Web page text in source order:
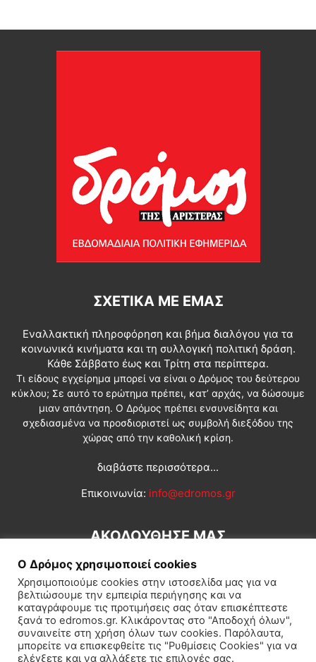
ΣΧΕΤΙΚΆ ΜΕ ΕΜΆΣ
Εναλλακτική πληροφόρηση και βήμα διαλόγου για τα
κοινωνικά κινήματα και τη συλλογική πολιτική δράση.
Κάθε Σάββατο έως και Τρίτη στα περίπτερα.
Τι είδους εγχείρημα μπορεί να είναι ο Δρόμος του δεύτερου
κύκλου; Σε αυτό το ερώτημα πρέπει, κατ’ αρχάς, να δώσουμε
μιαν απάντηση. Ο Δρόμος πρέπει ενσυνείδητα και
σχεδιασμένα να προσδιοριστεί ως συμβολή διεξόδου της
χώρας από την καθολική κρίση.
διαβάστε περισσότερα...
Επικοινωνία: info@edromos.gr
ΑΚΟΛΟΥΘΗΣΕ ΜΑΣ
Εγγραφή συνδρομητή Πολιτική Διεθνή Κοινωνία
Ο Δρόμος χρησιμοποιεί cookies
Χρησιμοποιούμε cookies στην ιστοσελίδα μας για να
βελτιώσουμε την εμπειρία περιήγησης και να
καταγράφουμε τις προτιμήσεις σας όταν επισκέπτεστε
ξανά το edromos.gr. Κλικάροντας στο "Αποδοχή όλων",
συναινείτε στη χρήση όλων των cookies. Παρόλαυτα,
μπορείτε να επισκεφθείτε τις "Ρυθμίσεις Cookies" για να
ελέγξετε και να αλλάξετε τις επιλογές σας.